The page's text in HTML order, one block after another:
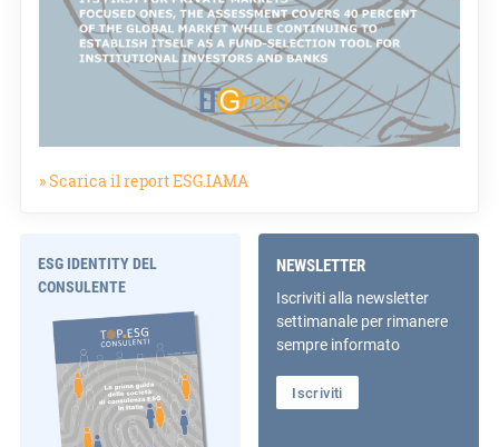
» Scarica il report ESG.IAMA
ESG IDENTITY DEL
CONSULENTE
NEWSLETTER
Iscriviti alla newsletter
settimanale per rimanere
sempre informato
Iscriviti